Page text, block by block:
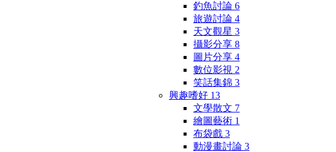
釣魚討論 6
旅遊討論 4
天文觀星 3
攝影分享 8
圖片分享 4
數位影視 2
笑話集錦 3
興趣嗜好 13
文學散文 7
繪圖藝術 1
布袋戲 3
動漫畫討論 3